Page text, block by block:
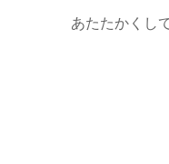
あたたかくし